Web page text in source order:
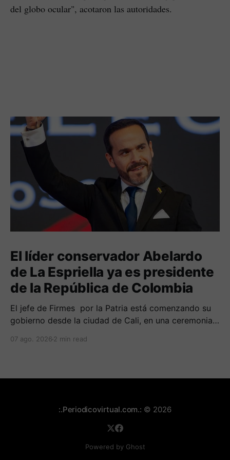
del globo ocular", acotaron las autoridades.
El líder conservador Abelardo
de La Espriella ya es presidente
de la República de Colombia
El jefe de Firmes por la Patria está comenzando su
gobierno desde la ciudad de Cali, en una ceremonia
gobiernos conservadores.
07 ago. 2026 2 min read
:.Periodicovirtual.com.: © 2026
Powered by Ghost